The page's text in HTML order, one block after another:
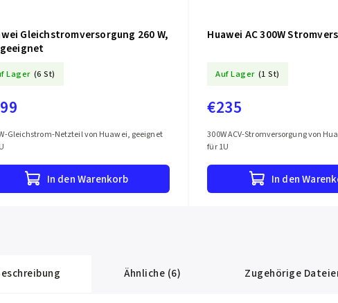
Gleichstromversorgung 260 W,
geeignet
Lager (6 St)
In den Warenkorb
Gleichstrom-Netzteil von Huawei, geeignet
Huawei AC 300W
Auf Lager (1 St)
€235
In den
300W ACV-Stromversorgung von
für 1U
Ähnliche (6) Zugehörige